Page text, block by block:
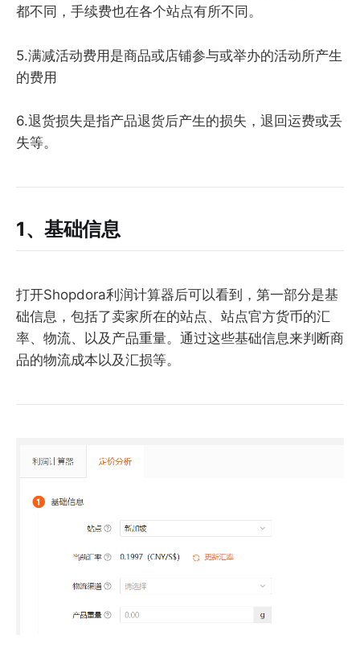
都不同，手续费也在各个站点有所不同。
5.满减活动费用是商品或店铺参与或举办的活动所产生
的费用
6.退货损失是指产品退货后产生的损失，退回运费或丢
失等。
1、基础信息
打开Shopdora利润计算器后可以看到，第一部分是基
础信息，包括了卖家所在的站点、站点官方货币的汇
率、物流、以及产品重量。通过这些基础信息来判断商
品的物流成本以及汇损等。